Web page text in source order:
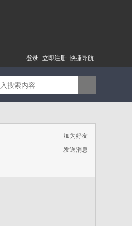
快捷导航
登录 立即注册
加为好友
发送消息